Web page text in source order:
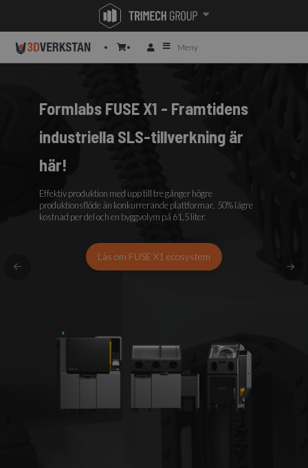
Meny
Formlabs FUSE X1 - Framtidens
industriella SLS-tillverkning är
här!
Effektiv produktion med upp till tre gånger högre
produktionsflöde än konkurrerande plattformar, 50% lägre
kostnad per del och en byggvolym på 61,5 liter.
Läs om FUSE X1 ecosystem